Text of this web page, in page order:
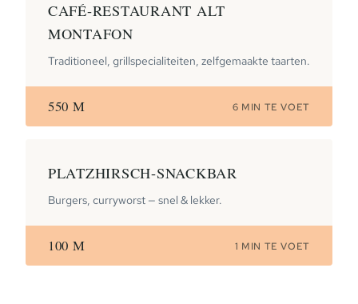
CAFÉ-RESTAURANT ALT
MONTAFON
Traditioneel, grillspecialiteiten, zelfgemaakte taarten.
550 M 6 MIN TE VOET
PLATZHIRSCH-SNACKBAR
Burgers, curryworst — snel & lekker.
100 M 1 MIN TE VOET